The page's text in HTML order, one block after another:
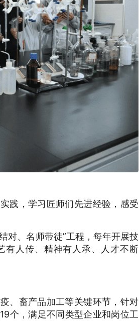
践，学习匠师们先进经验，感受
对、名师带徒”工程，每年开展技
有人传、精神有人承、人才不断
、畜产品加工等关键环节，针对
个，满足不同类型企业和岗位工